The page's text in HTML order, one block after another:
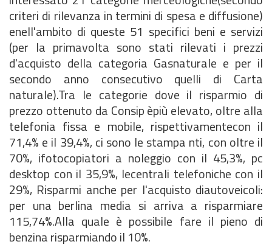
criteri di rilevanza in termini di spesa e diffusione)
enell'ambito di queste 51 specifici beni e servizi
(per la primavolta sono stati rilevati i prezzi
d'acquisto della categoria Gasnaturale e per il
secondo anno consecutivo quelli di Carta
naturale).Tra le categorie dove il risparmio di
prezzo ottenuto da Consip èpiù elevato, oltre alla
telefonia fissa e mobile, rispettivamentecon il
71,4% e il 39,4%, ci sono le stampa nti, con oltre il
70%, ifotocopiatori a noleggio con il 45,3%, pc
desktop con il 35,9%, lecentrali telefoniche con il
29%, Risparmi anche per l'acquisto diautoveicoli:
per una berlina media si arriva a risparmiare
115,74%.Alla quale è possibile fare il pieno di
benzina risparmiando il 10%.